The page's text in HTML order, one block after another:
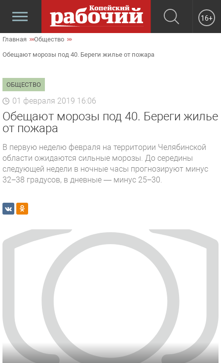
16+
Главная Общество
Обещают морозы под 40. Береги жилье от пожара
ОБЩЕСТВО
01 февраля 2019 16:06
Обещают морозы под 40. Береги жилье
от пожара
В первую неделю февраля на территории Челябинской
области ожидаются сильные морозы. До середины
следующей недели в ночные часы прогнозируют минус
32−38 градусов, в дневные — минус 25−30.